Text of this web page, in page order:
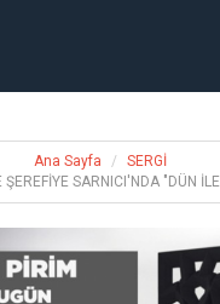
Ana Sayfa
SERGİ
ŞEREFİYE SARNICI'NDA "DÜN